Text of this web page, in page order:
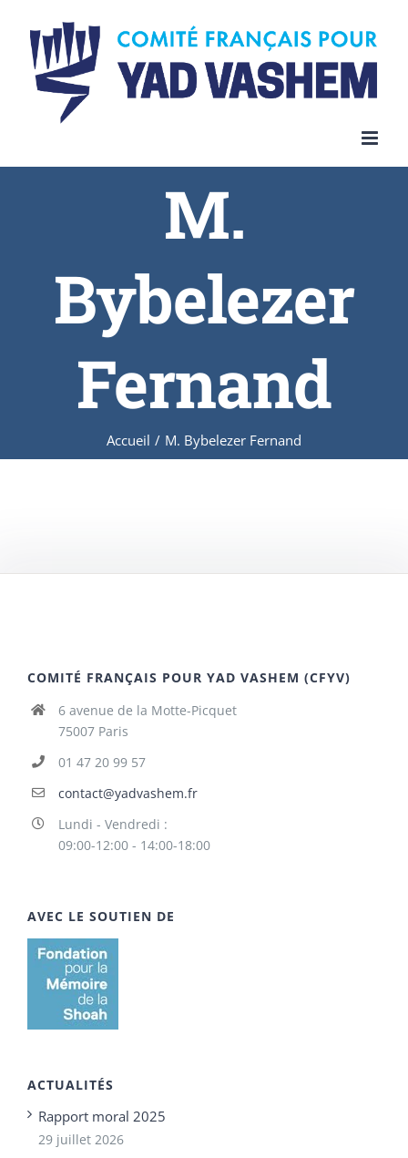
content
M.
Bybelezer
Fernand
Accueil / M. Bybelezer Fernand
COMITÉ FRANÇAIS POUR YAD VASHEM (CFYV)
6 avenue de la Motte-Picquet
75007 Paris
01 47 20 99 57
contact@yadvashem.fr
Lundi - Vendredi :
09:00-12:00 - 14:00-18:00
AVEC LE SOUTIEN DE
ACTUALITÉS
Rapport moral 2025
29 juillet 2026